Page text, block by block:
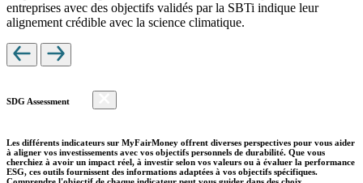
entreprises avec des objectifs validés par la SBTi indique leur
alignement crédible avec la science climatique.
SDG Assessment
Les différents indicateurs sur MyFairMoney offrent diverses perspectives pour vous aider
à aligner vos investissements avec vos objectifs personnels de durabilité. Que vous
cherchiez à avoir un impact réel, à investir selon vos valeurs ou à évaluer la performance
ESG, ces outils fournissent des informations adaptées à vos objectifs spécifiques.